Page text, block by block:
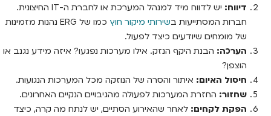
דיווח:
יש לדווח מיד למנהל המערכת או לחברת ה-IT החיצונית.
חברות המסתייעות בשירותי מיקור חוץ
כמו של ERG נהנות מזמינות
של מומחים שיודעים כיצד לפעול.
הערכה: הבנת היקף הנזק. אילו מערכות נפגעו? איזה מידע נגנב או
הוצפן?
חיסול האיום: איתור והסרה של הנוזקה מכל המערכות הנגועות.
שחזור: החזרת המערכות לפעולה מהגיבויים הנקיים האחרונים.
הפקת לקחים: לאחר שהאירוע הסתיים, יש לנתח מה קרה, כיצד